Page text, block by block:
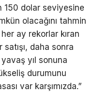
150 dolar seviyesine
olacağını tahmin
ay rekorlar kıran
daha sonra
yıl sonuna
durumunu
var karşımızda.”